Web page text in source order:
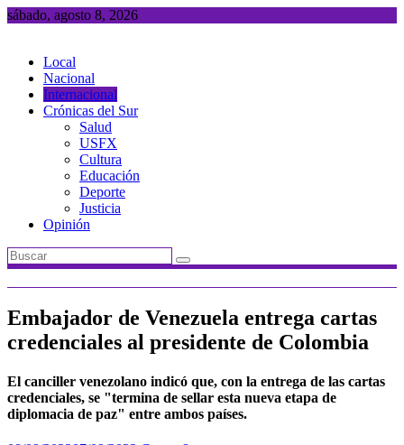
Saltar
sábado, agosto 8, 2026
Local
Nacional
Internacional
Crónicas del Sur
Salud
USFX
Cultura
Educación
Deporte
Justicia
Opinión
Embajador de Venezuela entrega cartas
credenciales al presidente de Colombia
El canciller venezolano indicó que, con la entrega de las cartas
credenciales, se "termina de sellar esta nueva etapa de
diplomacia de paz" entre ambos países.